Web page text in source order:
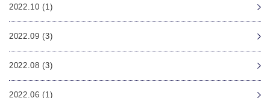
2022.10 (1)
2022.09 (3)
2022.08 (3)
2022.06 (1)